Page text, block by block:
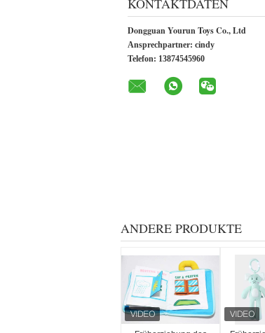
KONTAKTDATEN
Dongguan Yourun Toys Co., Ltd
Ansprechpartner: cindy
Telefon: 13874545960
ANDERE PRODUKTE